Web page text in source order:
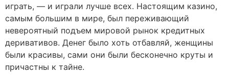
играть, — и играли лучше всех. Настоящим казино,
самым большим в мире, был переживающий
невероятный подъем мировой рынок кредитных
деривативов. Денег было хоть отбавляй, женщины
были красивы, сами они были бесконечно круты и
причастны к тайне.